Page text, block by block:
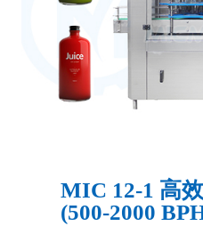
MIC 12-1 高
(500-2000